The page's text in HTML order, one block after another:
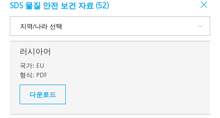
SDS 물질 안전 보건 자료 (52)
러시아어
국가: EU
형식: PDF
다운로드